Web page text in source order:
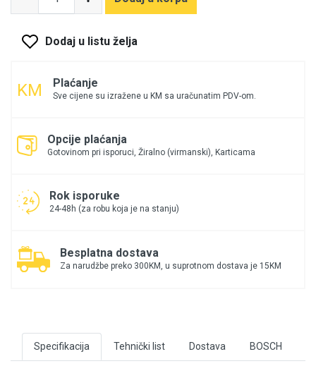
Dodaj u listu želja
Plaćanje
Sve cijene su izražene u KM sa uračunatim PDV-om.
Opcije plaćanja
Gotovinom pri isporuci, Žiralno (virmanski), Karticama
Rok isporuke
24-48h (za robu koja je na stanju)
Besplatna dostava
Za narudžbe preko 300KM, u suprotnom dostava je 15KM
Specifikacija Tehnički list Dostava BOSCH